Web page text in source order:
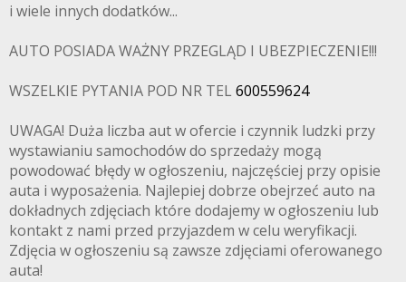
i wiele innych dodatków...
AUTO POSIADA WAŻNY PRZEGLĄD I UBEZPIECZENIE!!!
WSZELKIE PYTANIA POD NR TEL 600559624
UWAGA! Duża liczba aut w ofercie i czynnik ludzki przy
wystawianiu samochodów do sprzedaży mogą
powodować błędy w ogłoszeniu, najczęściej przy opisie
auta i wyposażenia. Najlepiej dobrze obejrzeć auto na
dokładnych zdjęciach które dodajemy w ogłoszeniu lub
kontakt z nami przed przyjazdem w celu weryfikacji.
Zdjęcia w ogłoszeniu są zawsze zdjęciami oferowanego
auta!